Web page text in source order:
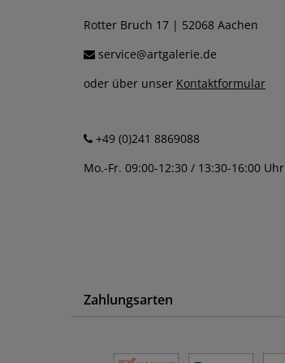
Rotter Bruch 17 | 52068 Aachen
service@artgalerie.de
oder über unser Kontaktformular
+49 (0)241 8869088
Mo.-Fr. 09:00-12:30 / 13:30-16:00 Uhr
Zahlungsarten